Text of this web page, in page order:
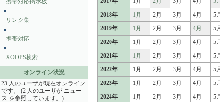
携帯対応掲示板
リンク集
携帯対応
XOOPS検索
オンライン状況
23 人のユーザが現在オンライン
です。 (2 人のユーザが ニュー
ス を参照しています。)
2018年
1月 2月 3月 4月
5
2019年
1月 2月 3月 4月
5
2020年
1月 2月 3月 4月
5
2021年
1月 2月 3月 4月
5
2022年
1月 2月 3月 4月
5
2023年
1月 2月 3月 4月
5
2024年
1月 2月 3月 4月
5